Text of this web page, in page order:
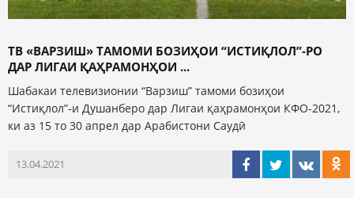
ТВ «ВАРЗИШ» ТАМОМИ БОЗИҲОИ “ИСТИҚЛОЛ”-РО
ДАР ЛИГАИ ҚАҲРАМОНҲОИ ...
Шабакаи телевизионии “Варзиш” тамоми бозиҳои
“Истиқлол”-и Душанберо дар Лигаи қаҳрамонҳои КФО-2021,
ки аз 15 то 30 апрел дар Арабистони Саудӣ
13.04.2021